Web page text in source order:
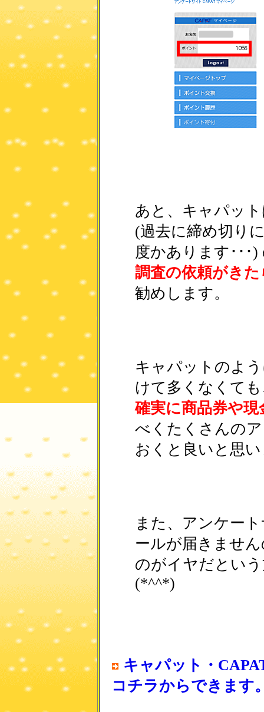
あと、キャパッ
(過去に締め切り
度かあります･･･)
調査の依頼がき
勧めします。
キャパットのよ
けて多くなくて
確実に商品券や
べくたくさんの
おくと良いと思
また、アンケー
ールが届きませ
のがイヤだとい
(*^^*)
キャパット・
コチラからできます